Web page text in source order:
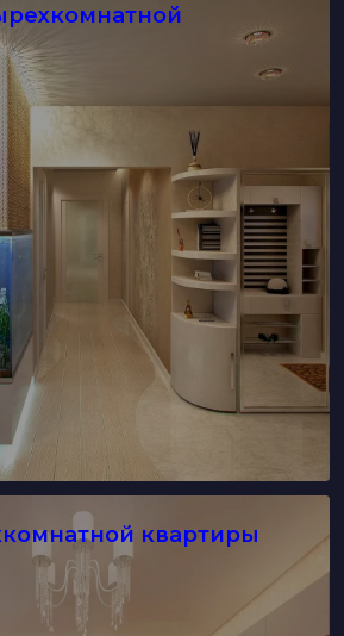
квартиры